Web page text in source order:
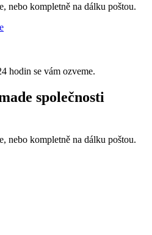
nebo kompletně na dálku poštou.
hodin se vám ozveme.
společnosti
nebo kompletně na dálku poštou.